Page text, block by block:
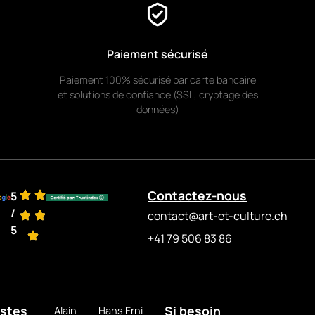
Paiement sécurisé
Paiement 100% sécurisé par carte bancaire
et solutions de confiance (SSL, cryptage des
données)
5
/
5
Contactez-nous
contact@art-et-culture.ch
+41 79 506 83 86
Alain Hans Erni Si besoin